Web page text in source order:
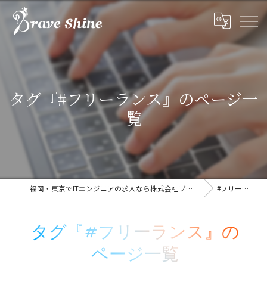
タグ『#フリーランス』のページ一
覧
福岡・東京でITエンジニアの求人なら株式会社ブレイブシャイン #フリーランス
タグ『#フリーランス』の
ページ一覧